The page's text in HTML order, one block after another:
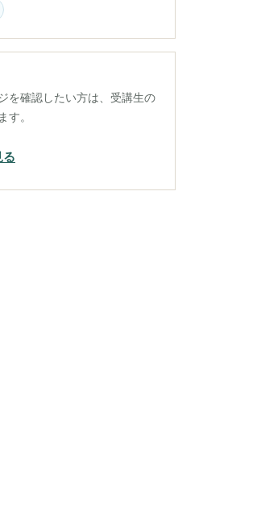
を確認したい方は、受講生の
す。
る